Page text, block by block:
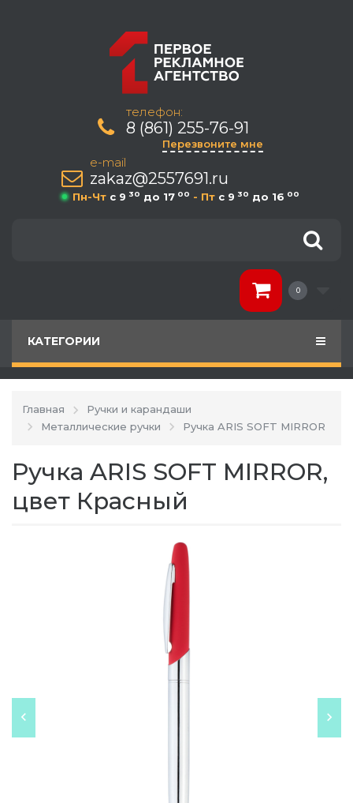
телефон:
8 (861) 255-76-91
Перезвоните мне
e-mail
zakaz@2557691.ru
Пн-Чт c 9 30 до 17 00 - Пт c 9 30 до 16 00
0
КАТЕГОРИИ
Главная
Ручки и карандаши
Металлические ручки
Ручка ARIS SOFT MIRROR
Ручка ARIS SOFT MIRROR,
цвет Красный